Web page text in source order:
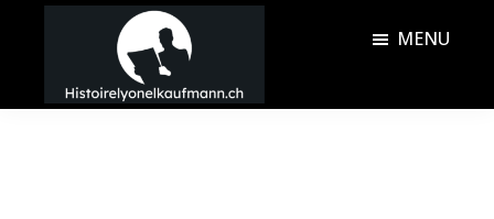
principal
barreHistoire
MENU